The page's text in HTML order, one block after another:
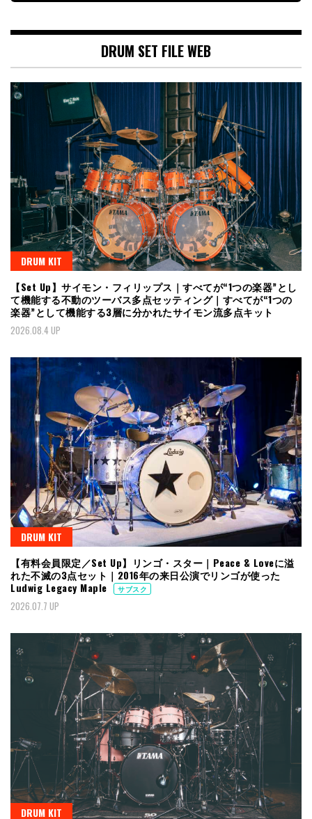
DRUM SET FILE WEB
DRUM KIT
【Set Up】サイモン・フィリップス｜すべてが“1つの楽器”とし
て機能する不動のツーバス多点セッティング｜すべてが“1つの
楽器”として機能する3層に分かれたサイモン流多点キット
2026.08.4 UP
DRUM KIT
【有料会員限定／Set Up】リンゴ・スター｜Peace & Loveに溢
れた不滅の3点セット｜2016年の来日公演でリンゴが使った
Ludwig Legacy Maple
サブスク
2026.07.7 UP
DRUM KIT